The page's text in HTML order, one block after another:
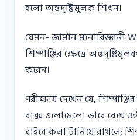
হলাে অন্তদৃষ্টিমূলক শিখন।
যেমন- জার্মান মনােবিজ্ঞানী
শিম্পাঞ্জির ক্ষেত্রে
করেন।
পরীক্ষায় দেখেন যে,
বাক্স এলােমেলাে ভাবে রেখে
বাইরে কলা টানিয়ে রাখলে;